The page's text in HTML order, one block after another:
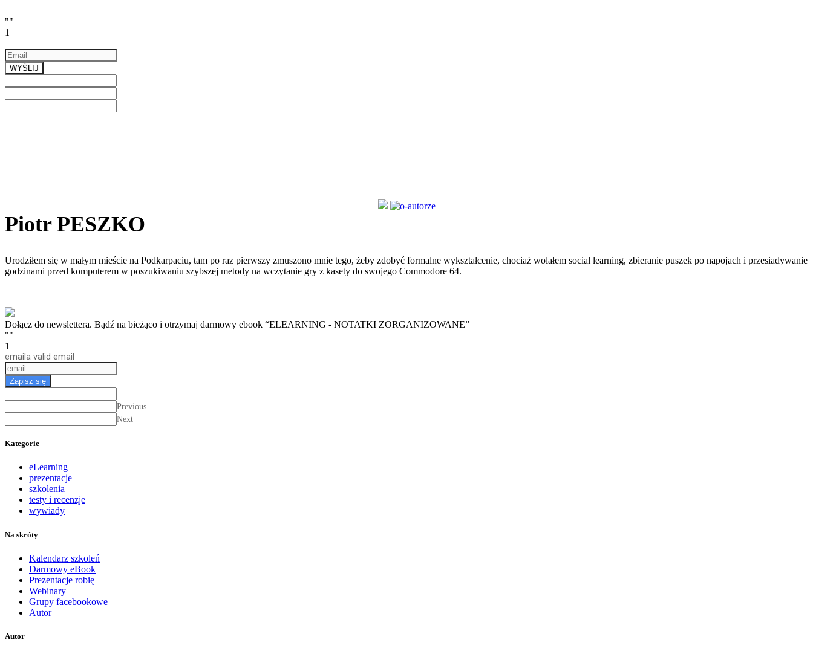
""
1
WYŚLIJ
Piotr PESZKO
Urodziłem się w małym mieście na Podkarpaciu, tam po raz pierwszy zmuszono mnie tego, żeby zdobyć formalne wykształcenie, chociaż wolałem social learning, zbieranie puszek po napojach i przesiadywanie
godzinami przed komputerem w poszukiwaniu szybszej metody na wczytanie gry z kasety do swojego Commodore 64.
Dołącz do newslettera. Bądź na bieżąco i otrzymaj darmowy ebook “ELEARNING - NOTATKI ZORGANIZOWANE”
""
1
email a valid email
Zapisz się
Previous
Next
Kategorie
eLearning
prezentacje
szkolenia
testy i recenzje
wywiady
Na skróty
Kalendarz szkoleń
Darmowy eBook
Prezentacje robię
Webinary
Grupy facebookowe
Autor
Autor